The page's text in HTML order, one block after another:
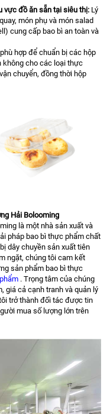
vực đồ ăn sẵn tại siêu thị: Lý
món phụ và món salad
cung cấp bao bì an toàn và
hợp để chuẩn bị các hộp
không cho các loại thực
chuyển, đồng thời hộp
Hải Bolooming
là một nhà sản xuất và
pháp bao bì thực phẩm chất
dây chuyền sản xuất tiên
ngặt, chúng tôi cam kết
sản phẩm bao bì thực
. Trọng tâm của chúng
giá cả cạnh tranh và quản lý
trở thành đối tác được tin
mua số lượng lớn trên